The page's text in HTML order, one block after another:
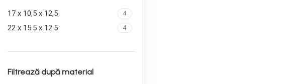
17 x 10,5 x 12,5 4
22 x 15.5 x 12.5 4
Filtrează după material